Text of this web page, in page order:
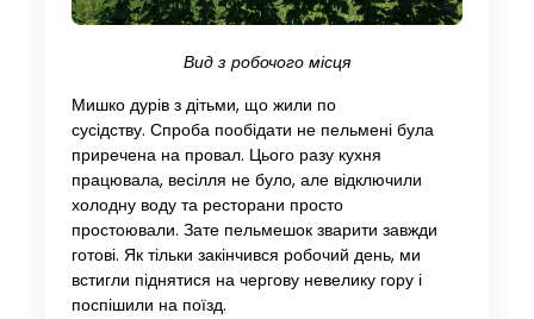
Вид з робочого місця
Мишко дурів з дітьми, що жили по
сусідству. Спроба пообідати не пельмені була
приречена на провал. Цього разу кухня
працювала, весілля не було, але відключили
холодну воду та ресторани просто
простоювали. Зате пельмешок зварити завжди
готові. Як тільки закінчився робочий день, ми
встигли піднятися на чергову невелику гору і
поспішили на поїзд.